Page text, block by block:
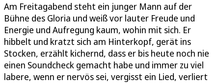
Am Freitagabend steht ein junger Mann auf der
Bühne des Gloria und weiß vor lauter Freude und
Energie und Aufregung kaum, wohin mit sich. Er
hibbelt und kratzt sich am Hinterkopf, gerät ins
Stocken, erzählt kichernd, dass er bis heute noch nie
einen Soundcheck gemacht habe und immer zu viel
labere, wenn er nervös sei, vergisst ein Lied, verliert